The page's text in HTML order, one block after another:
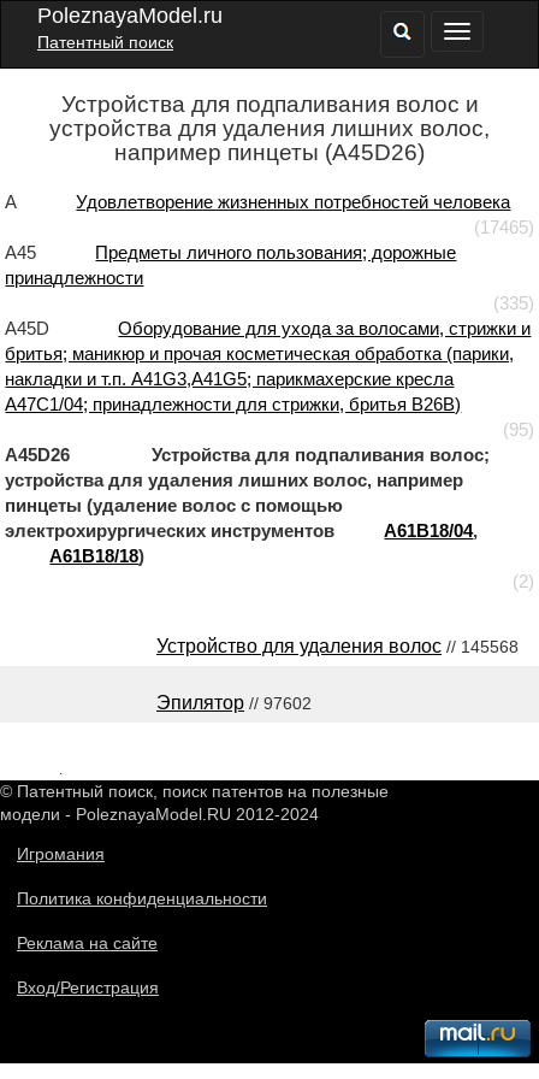
PoleznayaModel.ru
Патентный поиск
Устройства для подпаливания волос и
устройства для удаления лишних волос,
например пинцеты (A45D26)
A
Удовлетворение жизненных потребностей человека
(17465)
A45
Предметы личного пользования; дорожные
принадлежности
(335)
A45D
Оборудование для ухода за волосами, стрижки и
бритья; маникюр и прочая косметическая обработка (парики,
накладки и т.п. A41G3,A41G5; парикмахерские кресла
A47C1/04; принадлежности для стрижки, бритья B26B)
(95)
A45D26 Устройства для подпаливания волос;
устройства для удаления лишних волос, например
пинцеты (удаление волос с помощью
электрохирургических инструментов
A61B18/04,
A61B18/18)
(2)
Устройство для удаления волос // 145568
Эпилятор // 97602
© Патентный поиск, поиск патентов на полезные
модели - PoleznayaModel.RU 2012-2024
Игромания
Политика конфиденциальности
Реклама на сайте
Вход/Регистрация